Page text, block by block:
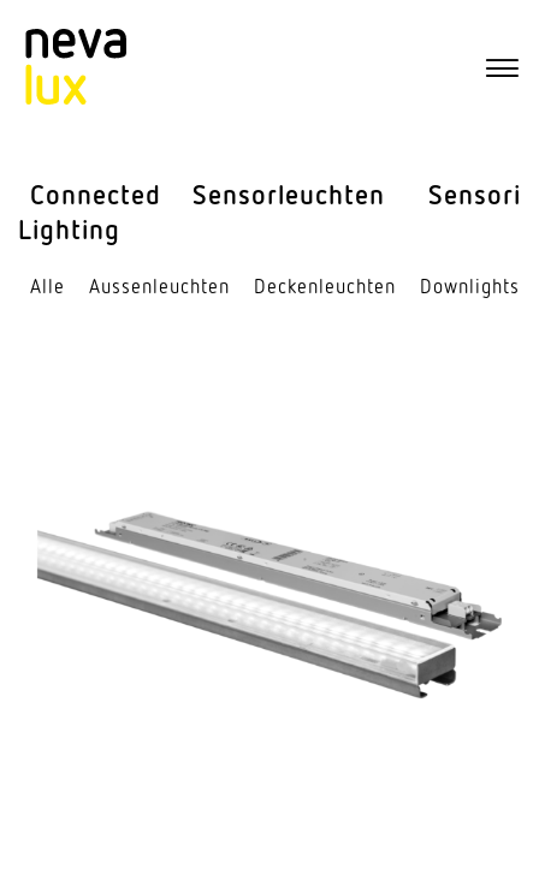
Connected
Lighting
Sensor­leuchten Sensorik
Alle Aussen­leuchten Decken­leuchten Down­lights